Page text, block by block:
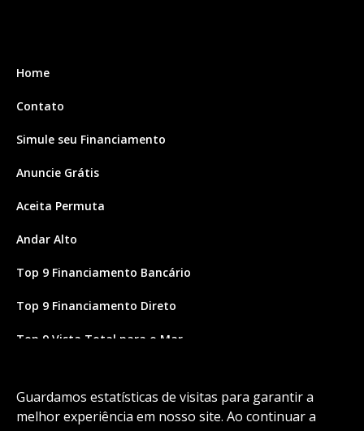
Guardamos estatísticas de visitas para garantir a
melhor experiência em nosso site. Ao continuar a
Home
Contato
Simule seu Financiamento
Anuncie Grátis
Aceita Permuta
Andar Alto
Top 9 Financiamento Bancário
Top 9 Financiamento Direto
Top 9 Vista Total para o Mar
Site feito por Coruja Sistemas